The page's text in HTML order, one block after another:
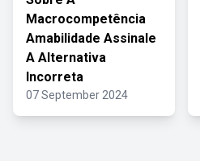
Macrocompetência
Amabilidade Assinale
A Alternativa
Incorreta
07 September 2024